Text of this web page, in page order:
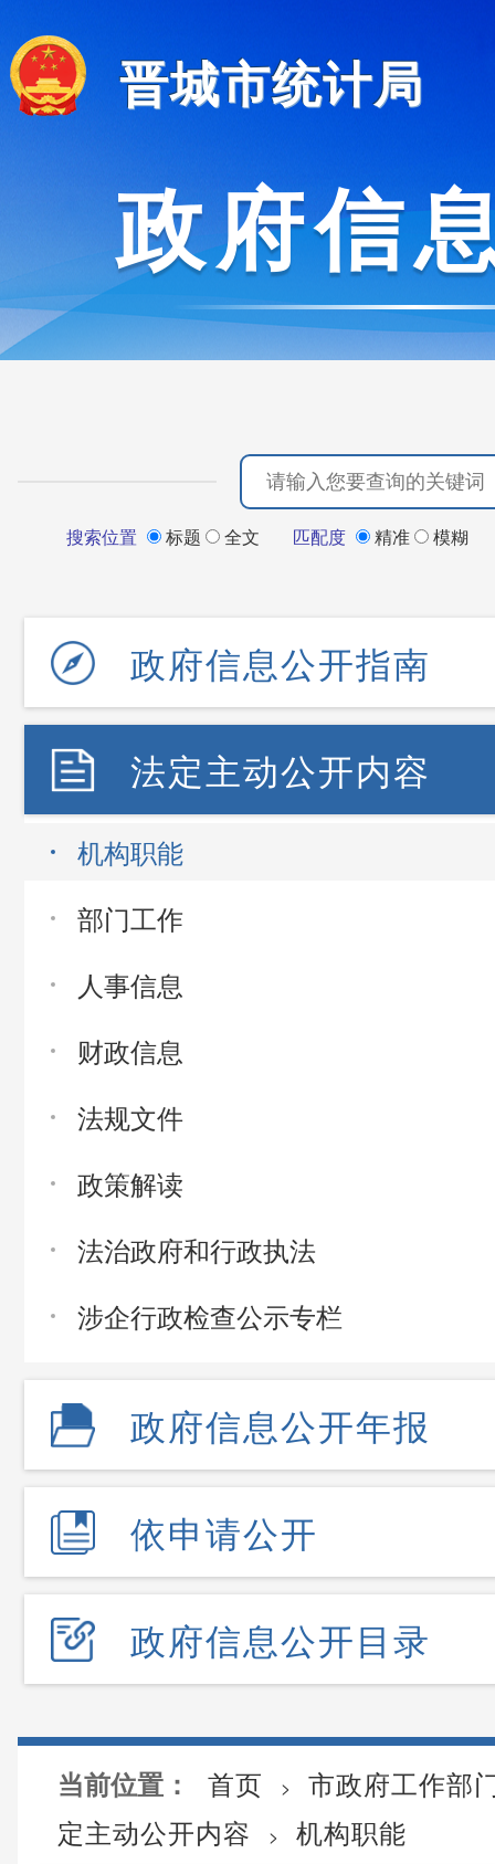
晋城市统计局
政府信
搜索位置 标题 全文 匹配度 精准 模糊
政府信息公开指南
法定主动公开内容
机构职能
部门工作
人事信息
财政信息
法规文件
政策解读
法治政府和行政执法
涉企行政检查公示专栏
政府信息公开年报
依申请公开
政府信息公开目录
当前位置： 首页 >
市政府工作部
定主动公开内容
> 机构职能